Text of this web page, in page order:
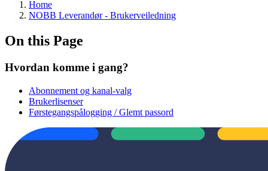
Home
NOBB Leverandør - Brukerveiledning
On this Page
Hvordan komme i gang?
Abonnement og kanal-valg
Brukerlisenser
Førstegangspålogging / Glemt passord